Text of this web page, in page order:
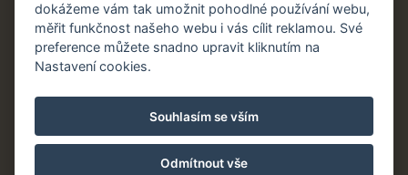
www.Spa.cz
www.hotel.cz
www.hotely.cz
dokážeme vám tak umožnit pohodlné používání webu,
měřit funkčnost našeho webu i vás cílit reklamou. Své
preference můžete snadno upravit kliknutím na
Nastavení cookies.
Souhlasím se vším
Odmítnout vše